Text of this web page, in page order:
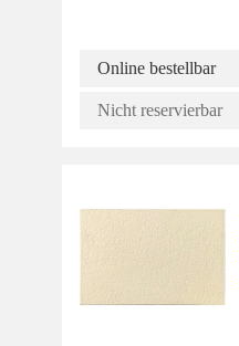
Online bestellbar
Nicht reservierbar